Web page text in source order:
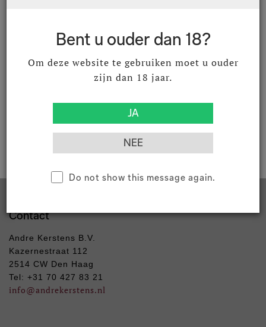
Bent u ouder dan 18?
Om deze website te gebruiken moet u ouder
zijn dan 18 jaar.
Do not show this message again.
Product documenten
Contact
Andre Kerstens B.V.
Kazernestraat 112
2514 CW Den Haag
Tel: +31 70 427 83 21
info@andrekerstens.nl